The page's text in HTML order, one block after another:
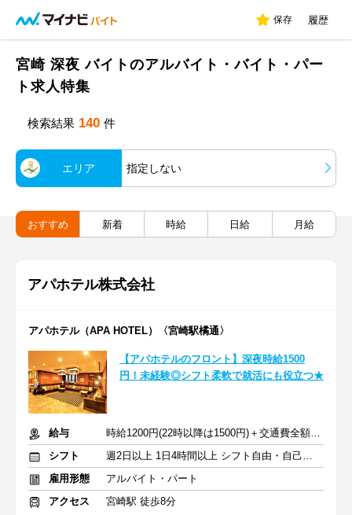
保存 履歴
宮崎 深夜 バイトのアルバイト・バイト・パー
ト求人特集
検索結果 140 件
エリア 指定しない
おすすめ 新着 時給 日給 月給
アパホテル株式会社
アパホテル（APA HOTEL）〈宮崎駅橘通〉
【アパホテルのフロント】深夜時給1500
円！未経験◎シフト柔軟で就活にも役立つ★
給与
時給1200円(22時以降は1500円)＋交通費全額支給
シフト
週2日以上 1日4時間以上 シフト自由・自己申告
雇用形態
アルバイト・パート
アクセス
宮崎駅 徒歩8分